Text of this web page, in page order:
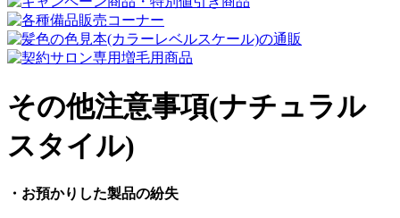
その他注意事項(ナチュラル
スタイル)
・お預かりした製品の紛失